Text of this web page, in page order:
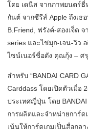
โดย เดนีส จากภาพยนตร์
กันต์ จากซีรีส์ Apple ถึงเ
B.Friend, ฟรังค์-สองเจ็ด
series และไข่มุก-เจน-วิว
ไซน์เนอร์ชื่อดัง คุณกุ้ง – ศ
สำหรับ “BANDAI CARD
Carddass โดยเปิดตัวเมื่อ
ประเทศญี่ปุ่น โดย
การผลิตและจำหน่ายการ์ด
เน้นให้การ์ดเกมเป็นสื่อกล